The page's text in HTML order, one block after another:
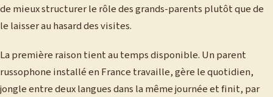
de mieux structurer le rôle des grands-parents plutôt que de
le laisser au hasard des visites.
La première raison tient au temps disponible. Un parent
russophone installé en France travaille, gère le quotidien,
jongle entre deux langues dans la même journée et finit, par